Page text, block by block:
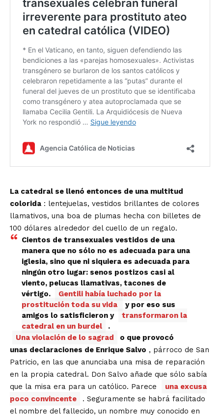
La catedral se llenó entonces de una multitud
colorida : lentejuelas, vestidos brillantes de colores
llamativos, una boa de plumas hecha con billetes de
100 dólares alrededor del cuello de un regalo.
Cientos de transexuales vestidos de una
manera que no sólo no es adecuada para una
iglesia, sino que ni siquiera es adecuada para
ningún otro lugar: senos postizos casi al
viento, pelucas llamativas, tacones de
vértigo.
Gentili había luchado por la
prostitución toda su vida
y por eso sus
amigos lo satisficieron y
transformaron la
catedral en un burdel
.
Una violación de lo sagrad
o que provocó
unas declaraciones de Enrique Salvo , párroco de San
Patricio, en las que anunciaba una misa de reparación
en la propia catedral. Don Salvo añade que sólo sabía
que la misa era para un católico. Parece
una excusa
poco convincente
. Seguramente se habrá facilitado
el nombre del fallecido, un nombre muy conocido en